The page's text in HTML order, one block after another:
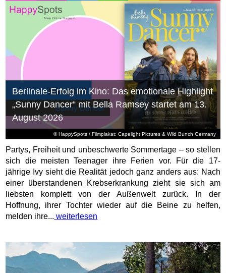
© HappySpots / Filmplakat: Capelight Pictures & Wild Bunch Germany
Berlinale-Erfolg im Kino: Das emotionale Highlight
„Sunny Dancer“ mit Bella Ramsey startet am 13.
August 2026
Partys, Freiheit und unbeschwerte Sommertage – so stellen
sich die meisten Teenager ihre Ferien vor. Für die 17-
jährige Ivy sieht die Realität jedoch ganz anders aus: Nach
einer überstandenen Krebserkrankung zieht sie sich am
liebsten komplett von der Außenwelt zurück. In der
Hoffnung, ihrer Tochter wieder auf die Beine zu helfen,
melden ihre... weiterlesen